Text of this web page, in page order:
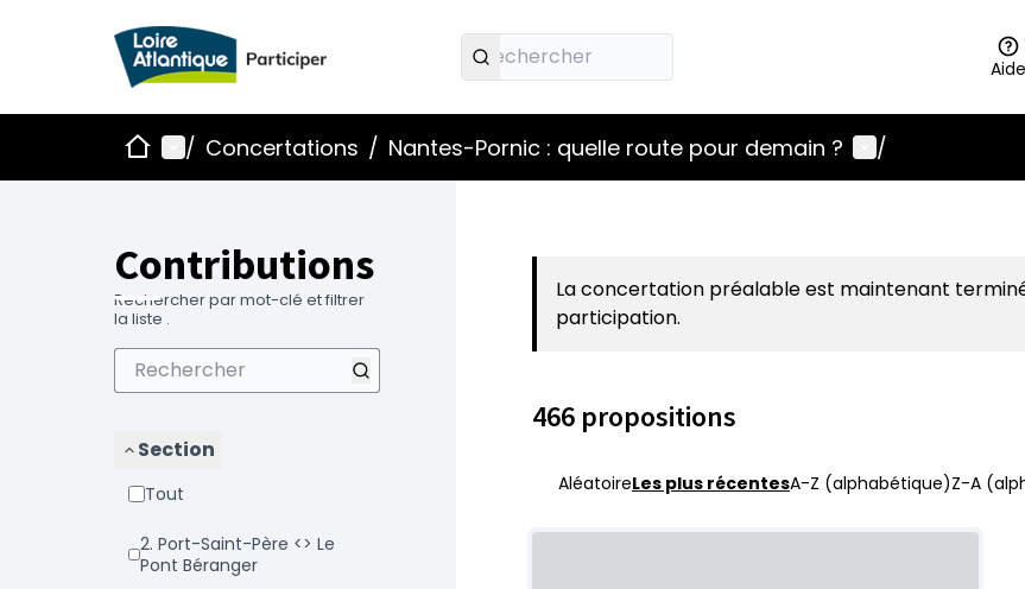
Aide
AccueilMenu principal
/ Concertations / Nantes-Pornic : quelle route pour demain ? Menu utilisateur
/
Contributions
Rechercher par mot-clé et filtrer
la liste .
Section
Tout
2. Port-Saint-Père <> Le
Pont Béranger
La concertation préalable est maintenant
participation.
466 propositions
AléatoireLes plus récentesA-Z (alphabétique)Z-A